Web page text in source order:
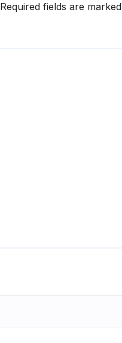
Required fields are marked